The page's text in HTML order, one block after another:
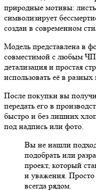
природные мотивы:
символизирует
создан в современном
Модель представлена в
совместимой с любым
детализация и простая
использовать её в
После покупки вы
передать его в
быстро и без лишних
под надпись или фото.
Вы не нашли
подобрать или
проект, который
и уважения.
всегда рядом.